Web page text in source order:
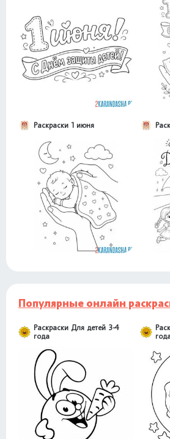
Раскраски 1 июня
Популярные онлайн
Раскраски Для детей 3-4
года